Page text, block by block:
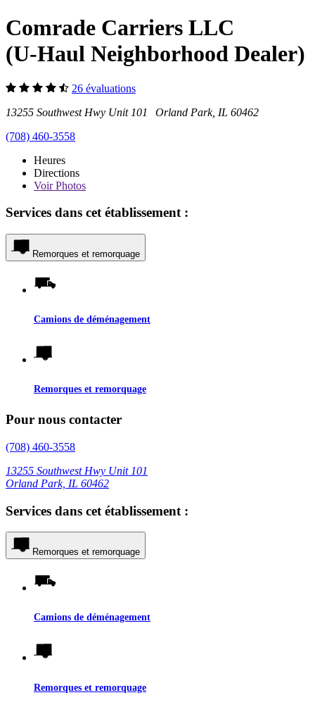
Comrade Carriers LLC
(U-Haul Neighborhood Dealer)
26 évaluations
13255 Southwest Hwy Unit 101 Orland Park, IL 60462
(708) 460-3558
Heures
Directions
VoirPhotos
Services dans cet établissement :
Remorques et remorquage
Camions de déménagement
Remorques et remorquage
Pour nous contacter
(708) 460-3558
13255 Southwest Hwy Unit 101
Orland Park, IL 60462
Services dans cet établissement :
Remorques et remorquage
Camions de déménagement
Remorques et remorquage